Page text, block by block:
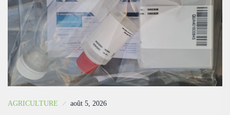
AGRICULTURE août 5, 2026